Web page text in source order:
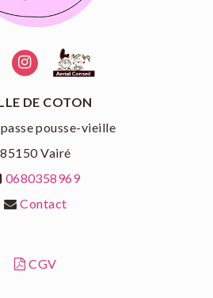
DE COTON
pousse-vieille
85150Vairé
0680358969
Contact
CGV